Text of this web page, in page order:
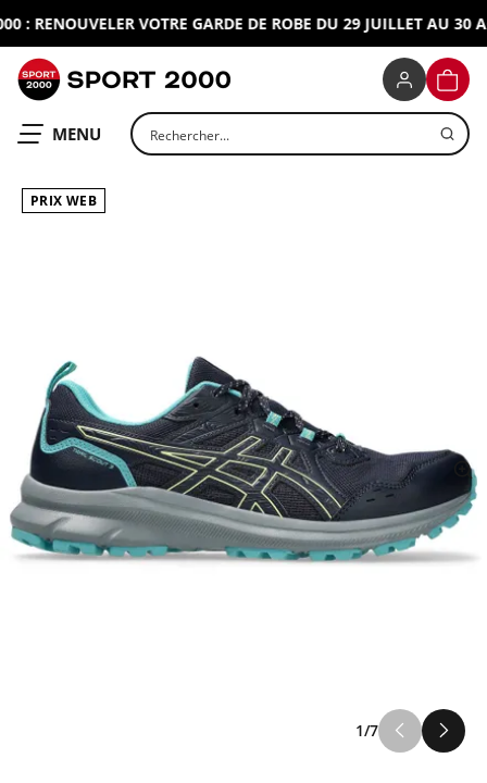
: RENOUVELER VOTRE GARDE DE ROBE DU 29 JUILLET AU 30
OUVRIR LE
MENU Rechercher un produit
PRIX WEB
1/7